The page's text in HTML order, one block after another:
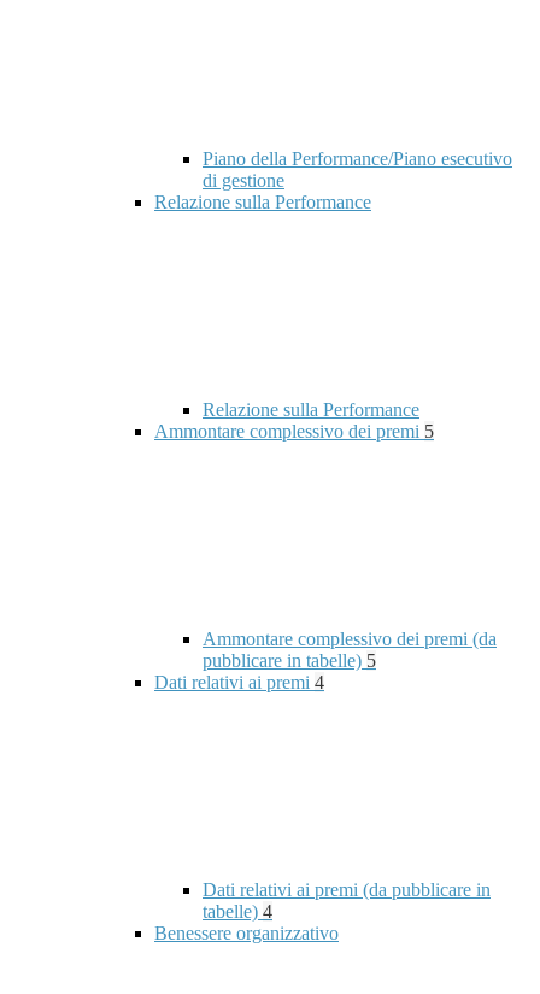
Piano della Performance/Piano esecutivo
di gestione
Relazione sulla Performance
Relazione sulla Performance
Ammontare complessivo dei premi 5
Ammontare complessivo dei premi (da
pubblicare in tabelle) 5
Dati relativi ai premi 4
Dati relativi ai premi (da pubblicare in
tabelle) 4
Benessere organizzativo